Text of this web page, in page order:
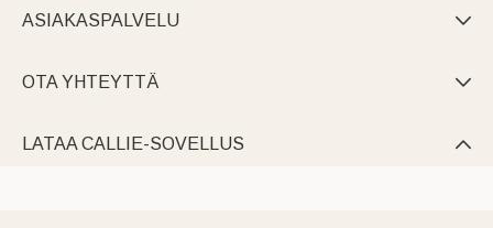
ASIAKASPALVELU 
OTA YHTEYTTÄ 
LATAA CALLIE-SOVELLUS 